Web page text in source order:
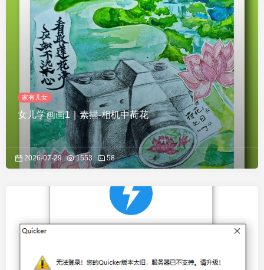
家有儿女
女儿学画画1｜素描-相机中荷花
2026-07-29 1553 58